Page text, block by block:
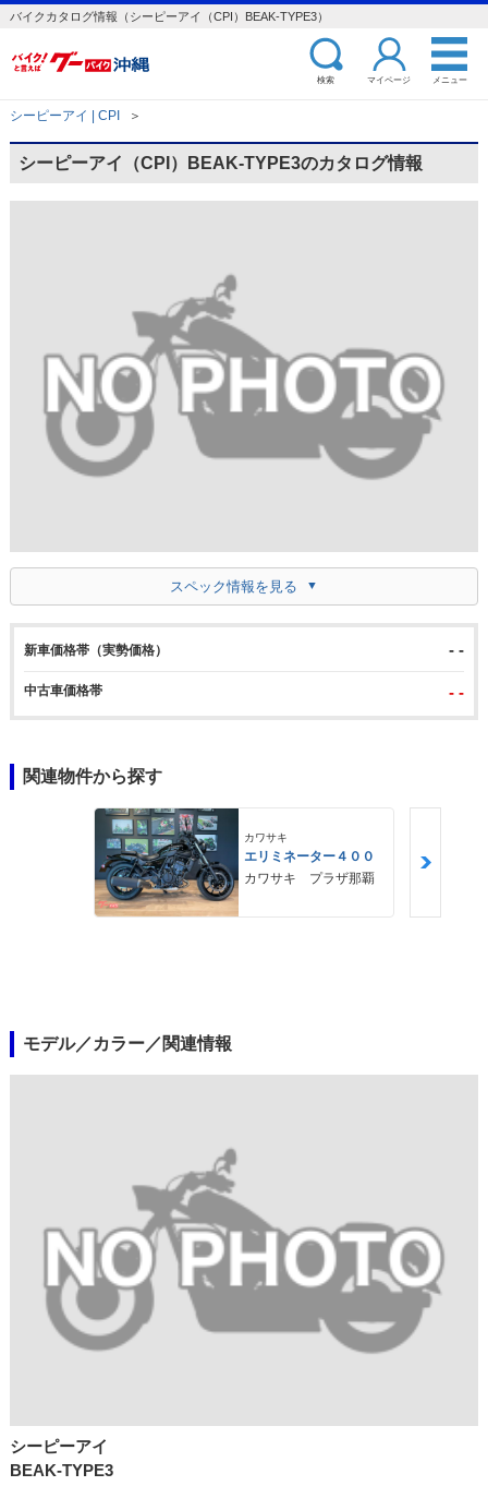
バイクカタログ情報（シーピーアイ（CPI）BEAK-TYPE3）
検索 マイページ メニュー
シーピーアイ | CPI ＞
シーピーアイ（CPI）BEAK-TYPE3のカタログ情報
スペック情報を見る
新車価格帯（実勢価格） - -
中古車価格帯 - -
関連物件から探す
カワサキ
エリミネーター４００
カワサキ プラザ那覇
モデル／カラー／関連情報
シーピーアイ
BEAK-TYPE3